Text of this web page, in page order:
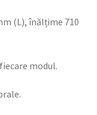
(L), înălțime 710
modul.